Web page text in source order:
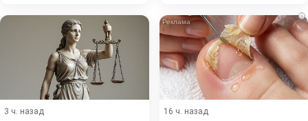
3 ч. назад
i
16 ч. назад